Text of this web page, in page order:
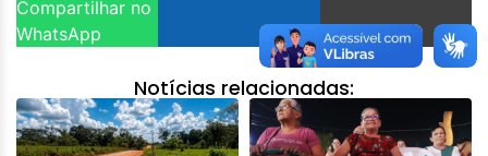
Compartilhar no
WhatsApp
Notícias relacionadas: